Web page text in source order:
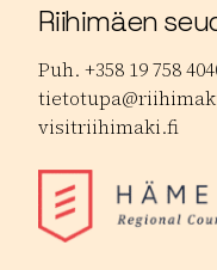
Riihimäen
Puh. +358 19 758
visitriihimaki.fi